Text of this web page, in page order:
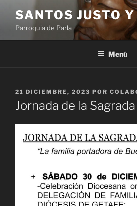
contenido
SANTOS JUSTO
Parroquia de Parla
Menú
PUBLICADO
EL
21 DICIEMBRE, 2023 POR
Jornada de la